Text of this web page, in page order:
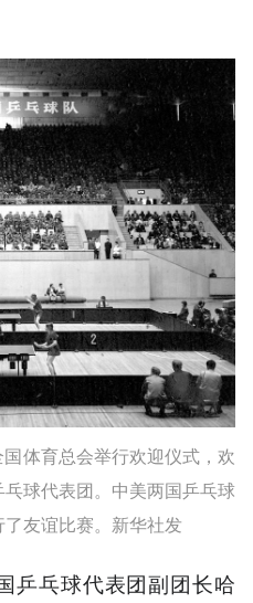
体育总会举行欢迎仪式，欢
球代表团。中美两国乒乓球
友谊比赛。新华社发
乓球代表团副团长哈